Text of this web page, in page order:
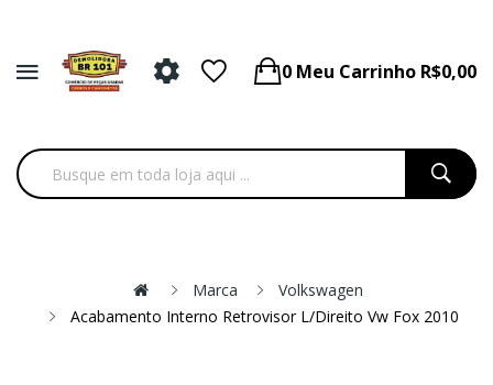
0 Meu Carrinho R$0,00
Marca
Volkswagen
Acabamento Interno Retrovisor L/direito Vw Fox 2010